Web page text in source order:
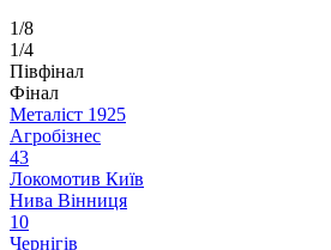
1/8
1/4
Півфінал
Фінал
Металіст 1925
Агробізнес
43
Локомотив Київ
Нива Вінниця
10
Чернігів